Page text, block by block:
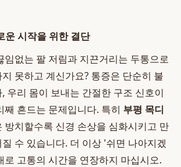
운 시작을 위한 결단
임없는 팔 저림과 지끈거리는 두통으로
못하고 계신가요? 통증은 단순히 불
우리 몸이 보내는 간절한 구조 신호이
째 흔드는 문제입니다. 특히 부평 목디
방치할수록 신경 손상을 심화시키고 만
수 있습니다. 더 이상 '쉬면 나아지겠
로 고통의 시간을 연장하지 마십시오.